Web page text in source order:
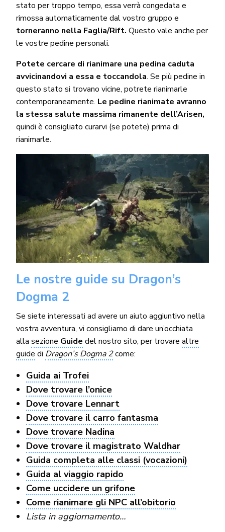
stato per troppo tempo, essa verrà congedata e
rimossa automaticamente dal vostro gruppo e
torneranno nella Faglia/Rift. Questo vale anche per
le vostre pedine personali.
Potete cercare di rianimare una pedina caduta
avvicinandovi a essa e toccandola. Se più pedine in
questo stato si trovano vicine, potrete rianimarle
contemporaneamente. Le pedine rianimate avranno
la stessa salute massima rimanente dell’Arisen,
quindi è consigliato curarvi (se potete) prima di
rianimarle.
Le nostre guide su Dragon’s
Dogma 2
Se siete interessati ad avere un aiuto aggiuntivo nella
vostra avventura, vi consigliamo di dare un’occhiata
alla sezione Guide del nostro sito, per trovarealtre
guide di Dragon’s Dogma 2come:
Guida ai Trofei
Dove trovare l’onice
Dove trovare Lennart
Dove trovare il carro fantasma
Dove trovare Nadina
Dove trovare il magistrato Waldhar
Guida completa alle classi (vocazioni)
Guida al viaggio rapido
Come uccidere un grifone
Come rianimare gli NPC all’obitorio
Lista in aggiornamento…